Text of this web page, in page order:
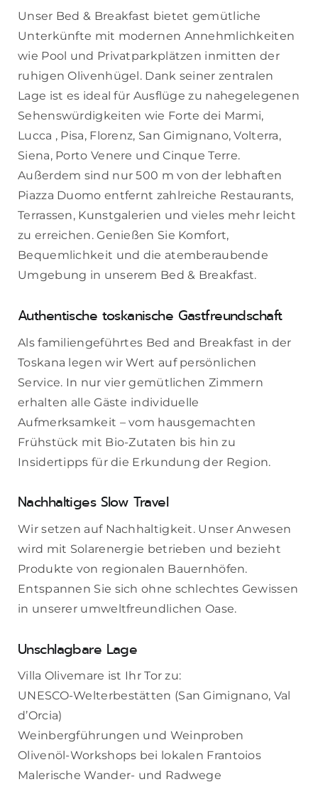
Unser Bed & Breakfast bietet gemütliche
Unterkünfte mit modernen Annehmlichkeiten
wie Pool und Privatparkplätzen inmitten der
ruhigen Olivenhügel. Dank seiner zentralen
Lage ist es ideal für Ausflüge zu nahegelegenen
Sehenswürdigkeiten wie Forte dei Marmi,
Lucca , Pisa, Florenz, San Gimignano, Volterra,
Siena, Porto Venere und Cinque Terre.
Außerdem sind nur 500 m von der lebhaften
Piazza Duomo entfernt zahlreiche Restaurants,
Terrassen, Kunstgalerien und vieles mehr leicht
zu erreichen. Genießen Sie Komfort,
Bequemlichkeit und die atemberaubende
Umgebung in unserem Bed & Breakfast.
Authentische toskanische Gastfreundschaft
Als familiengeführtes Bed and Breakfast in der
Toskana legen wir Wert auf persönlichen
Service. In nur vier gemütlichen Zimmern
erhalten alle Gäste individuelle
Aufmerksamkeit – vom hausgemachten
Frühstück mit Bio-Zutaten bis hin zu
Insidertipps für die Erkundung der Region.
Nachhaltiges Slow Travel
Wir setzen auf Nachhaltigkeit. Unser Anwesen
wird mit Solarenergie betrieben und bezieht
Produkte von regionalen Bauernhöfen.
Entspannen Sie sich ohne schlechtes Gewissen
in unserer umweltfreundlichen Oase.
Unschlagbare Lage
Villa Olivemare ist Ihr Tor zu:
UNESCO-Welterbestätten (San Gimignano, Val
d’Orcia)
Weinbergführungen und Weinproben
Olivenöl-Workshops bei lokalen Frantoios
Malerische Wander- und Radwege